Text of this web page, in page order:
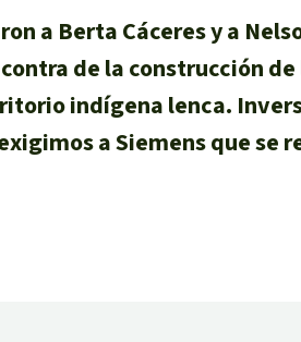
a Berta Cáceres y a
de la construcción de
indígena lenca.
a Siemens que se